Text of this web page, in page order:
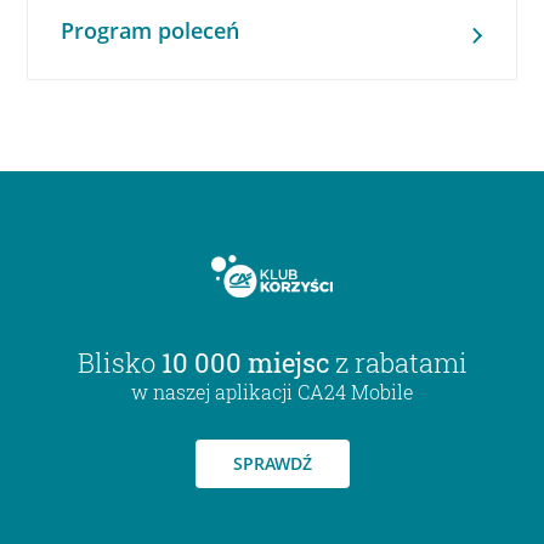
Program poleceń
Blisko 10 000 miejsc z rabatami
w naszej aplikacji CA24 Mobile
SPRAWDŹ